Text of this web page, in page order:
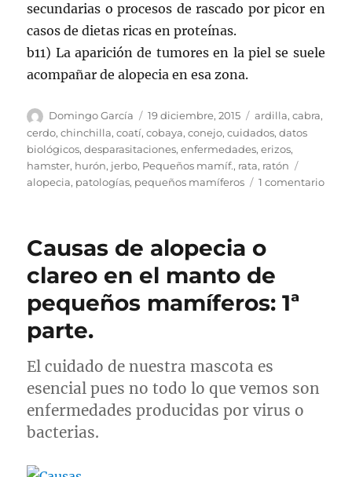
secundarias o procesos de rascado por picor en
casos de dietas ricas en proteínas.
b11) La aparición de tumores en la piel se suele
acompañar de alopecia en esa zona.
Autor
Domingo García
Publicado
el
19 diciembre, 2015 Categorías
ardilla,cabra,
cerdo,chinchilla,coatí,cobaya,conejo,cuidados,datos
biológicos,desparasitaciones,enfermedades,erizos,
hamster, hurón, jerbo, Pequeños mamíf., rata, ratón
alopecia, patologías, pequeños mamíferos 1 comentarioen
Causas de alopecia o
clareo en el manto de
pequeños mamíferos: 1ª
parte.
El cuidado de nuestra mascota es
esencial pues no todo lo que vemos son
enfermedades producidas por virus o
bacterias.